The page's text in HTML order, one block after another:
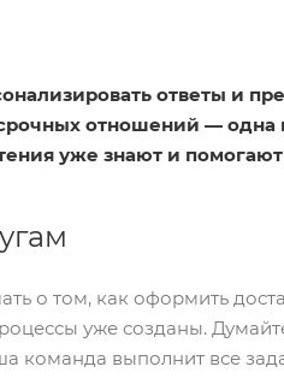
ответы и
отношений —
уже знают и
о том, как оформить
уже созданы.
команда выполнит все